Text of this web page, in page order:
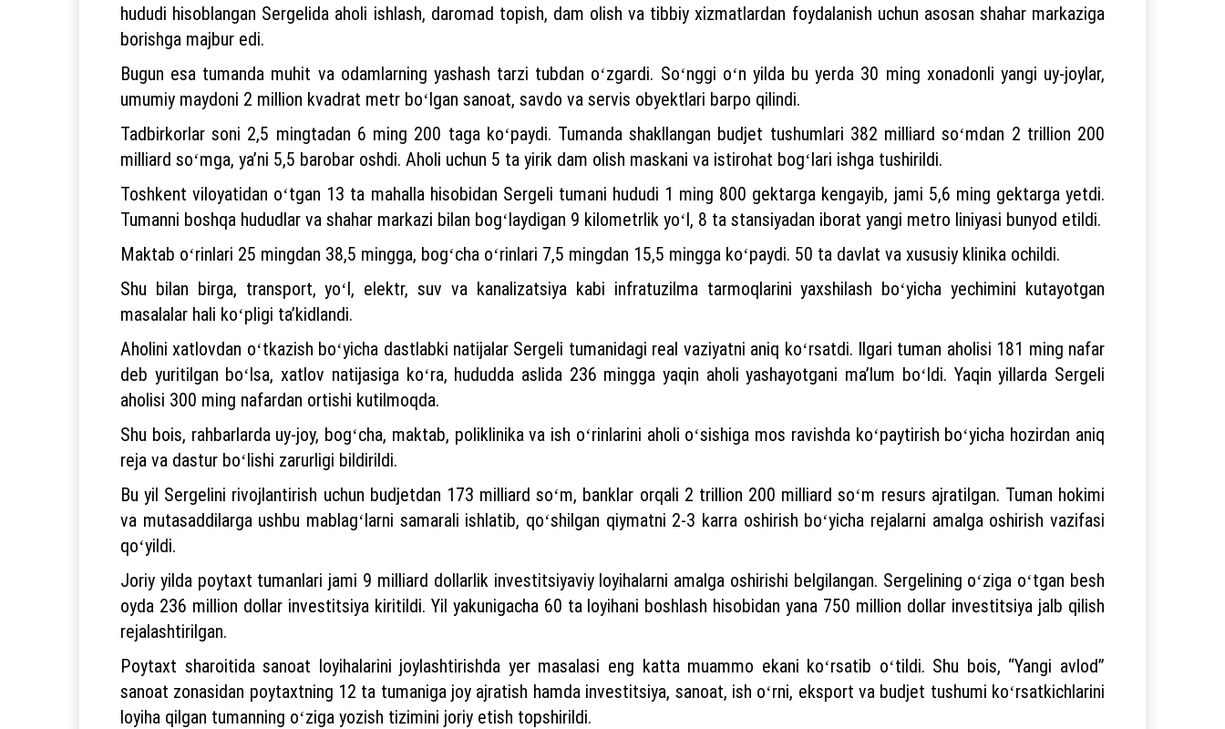
hududi hisoblangan Sergelida aholi ishlash, daromad topish, dam olish va tibbiy xizmatlardan foydalanish uchun asosan shahar markaziga
borishga majbur edi.
Bugun esa tumanda muhit va odamlarning yashash tarzi tubdan oʻzgardi. Soʻnggi oʻn yilda bu yerda 30 ming xonadonli yangi uy-joylar,
umumiy maydoni 2 million kvadrat metr boʻlgan sanoat, savdo va servis obyektlari barpo qilindi.
Tadbirkorlar soni 2,5 mingtadan 6 ming 200 taga koʻpaydi. Tumanda shakllangan budjet tushumlari 382 milliard soʻmdan 2 trillion 200
milliard soʻmga, yaʼni 5,5 barobar oshdi. Aholi uchun 5 ta yirik dam olish maskani va istirohat bogʻlari ishga tushirildi.
Toshkent viloyatidan oʻtgan 13 ta mahalla hisobidan Sergeli tumani hududi 1 ming 800 gektarga kengayib, jami 5,6 ming gektarga yetdi.
Tumanni boshqa hududlar va shahar markazi bilan bogʻlaydigan 9 kilometrlik yoʻl, 8 ta stansiyadan iborat yangi metro liniyasi bunyod etildi.
Maktab oʻrinlari 25 mingdan 38,5 mingga, bogʻcha oʻrinlari 7,5 mingdan 15,5 mingga koʻpaydi. 50 ta davlat va xususiy klinika ochildi.
Shu bilan birga, transport, yoʻl, elektr, suv va kanalizatsiya kabi infratuzilma tarmoqlarini yaxshilash boʻyicha yechimini kutayotgan
masalalar hali koʻpligi taʼkidlandi.
Aholini xatlovdan oʻtkazish boʻyicha dastlabki natijalar Sergeli tumanidagi real vaziyatni aniq koʻrsatdi. Ilgari tuman aholisi 181 ming nafar
deb yuritilgan boʻlsa, xatlov natijasiga koʻra, hududda aslida 236 mingga yaqin aholi yashayotgani maʼlum boʻldi. Yaqin yillarda Sergeli
aholisi 300 ming nafardan ortishi kutilmoqda.
Shu bois, rahbarlarda uy-joy, bogʻcha, maktab, poliklinika va ish oʻrinlarini aholi oʻsishiga mos ravishda koʻpaytirish boʻyicha hozirdan aniq
reja va dastur boʻlishi zarurligi bildirildi.
Bu yil Sergelini rivojlantirish uchun budjetdan 173 milliard soʻm, banklar orqali 2 trillion 200 milliard soʻm resurs ajratilgan. Tuman hokimi
va mutasaddilarga ushbu mablagʻlarni samarali ishlatib, qoʻshilgan qiymatni 2-3 karra oshirish boʻyicha rejalarni amalga oshirish vazifasi
qoʻyildi.
Joriy yilda poytaxt tumanlari jami 9 milliard dollarlik investitsiyaviy loyihalarni amalga oshirishi belgilangan. Sergelining oʻziga oʻtgan besh
oyda 236 million dollar investitsiya kiritildi. Yil yakunigacha 60 ta loyihani boshlash hisobidan yana 750 million dollar investitsiya jalb qilish
rejalashtirilgan.
Poytaxt sharoitida sanoat loyihalarini joylashtirishda yer masalasi eng katta muammo ekani koʻrsatib oʻtildi. Shu bois, “Yangi avlod”
sanoat zonasidan poytaxtning 12 ta tumaniga joy ajratish hamda investitsiya, sanoat, ish oʻrni, eksport va budjet tushumi koʻrsatkichlarini
loyiha qilgan tumanning oʻziga yozish tizimini joriy etish topshirildi.